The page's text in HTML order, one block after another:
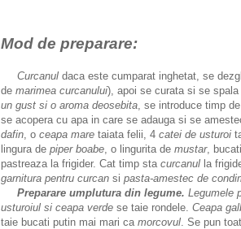
Mod de preparare:
Curcanul daca este cumparat inghetat, se
de marimea curcanului), apoi se curata si se spala
un gust si o aroma deosebita , se introduce timp
se acopera cu apa in care se adauga si se
dafin , o ceapa mare taiata felii, 4 catei de usturoi
lingura de piper boabe , o lingurita de mustar,
pastreaza la frigider. Cat timp sta curcanul la
garnitura pentru curcan si pasta-amestec de
Preparare umplutura din legume. Legumele
usturoiul si ceapa verde se taie rondele. Ceapa
taie bucati putin mai mari ca morcovul . Se pun